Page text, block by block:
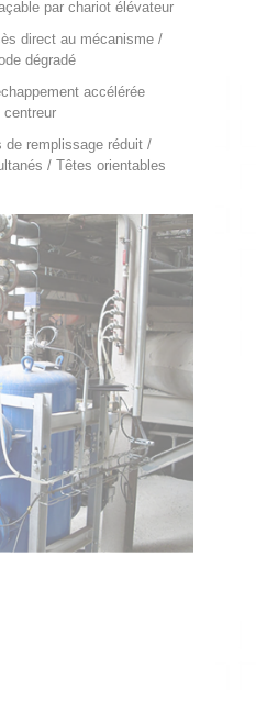
par chariot élévateur
direct au mécanisme /
dégradé
accélérée
centreur
de remplissage réduit /
/ Têtes orientables